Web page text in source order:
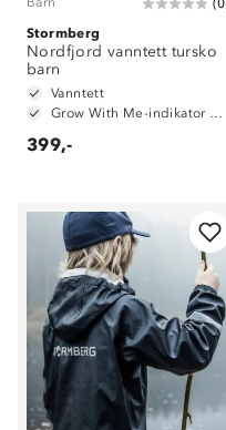
(0
Stormberg
Nordfjord vanntett tursko
barn
Vanntett
Grow With Me-indikator på innersåle
399,-